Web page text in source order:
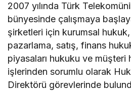
2007 yılında Türk
bünyesinde çalışmaya
şirketleri için kurumsal
pazarlama, satış, finans
piyasaları hukuku ve müşteri
işlerinden sorumlu olarak
Direktörü görevlerinde